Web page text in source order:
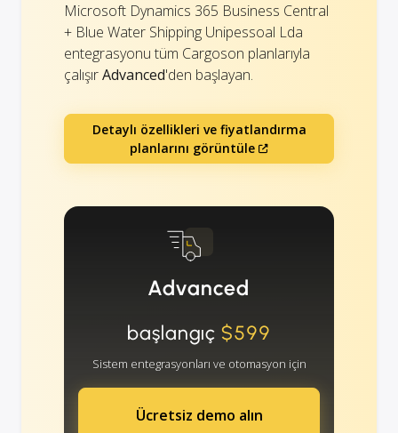
Microsoft Dynamics 365 Business Central
+ Blue Water Shipping Unipessoal Lda
entegrasyonu tüm Cargoson planlarıyla
çalışırAdvanced'den başlayan.
Detaylı özellikleri ve fiyatlandırma
planlarını görüntüle
Advanced
başlangıç$599
Sistem entegrasyonları ve otomasyon için
Ücretsiz demo alın